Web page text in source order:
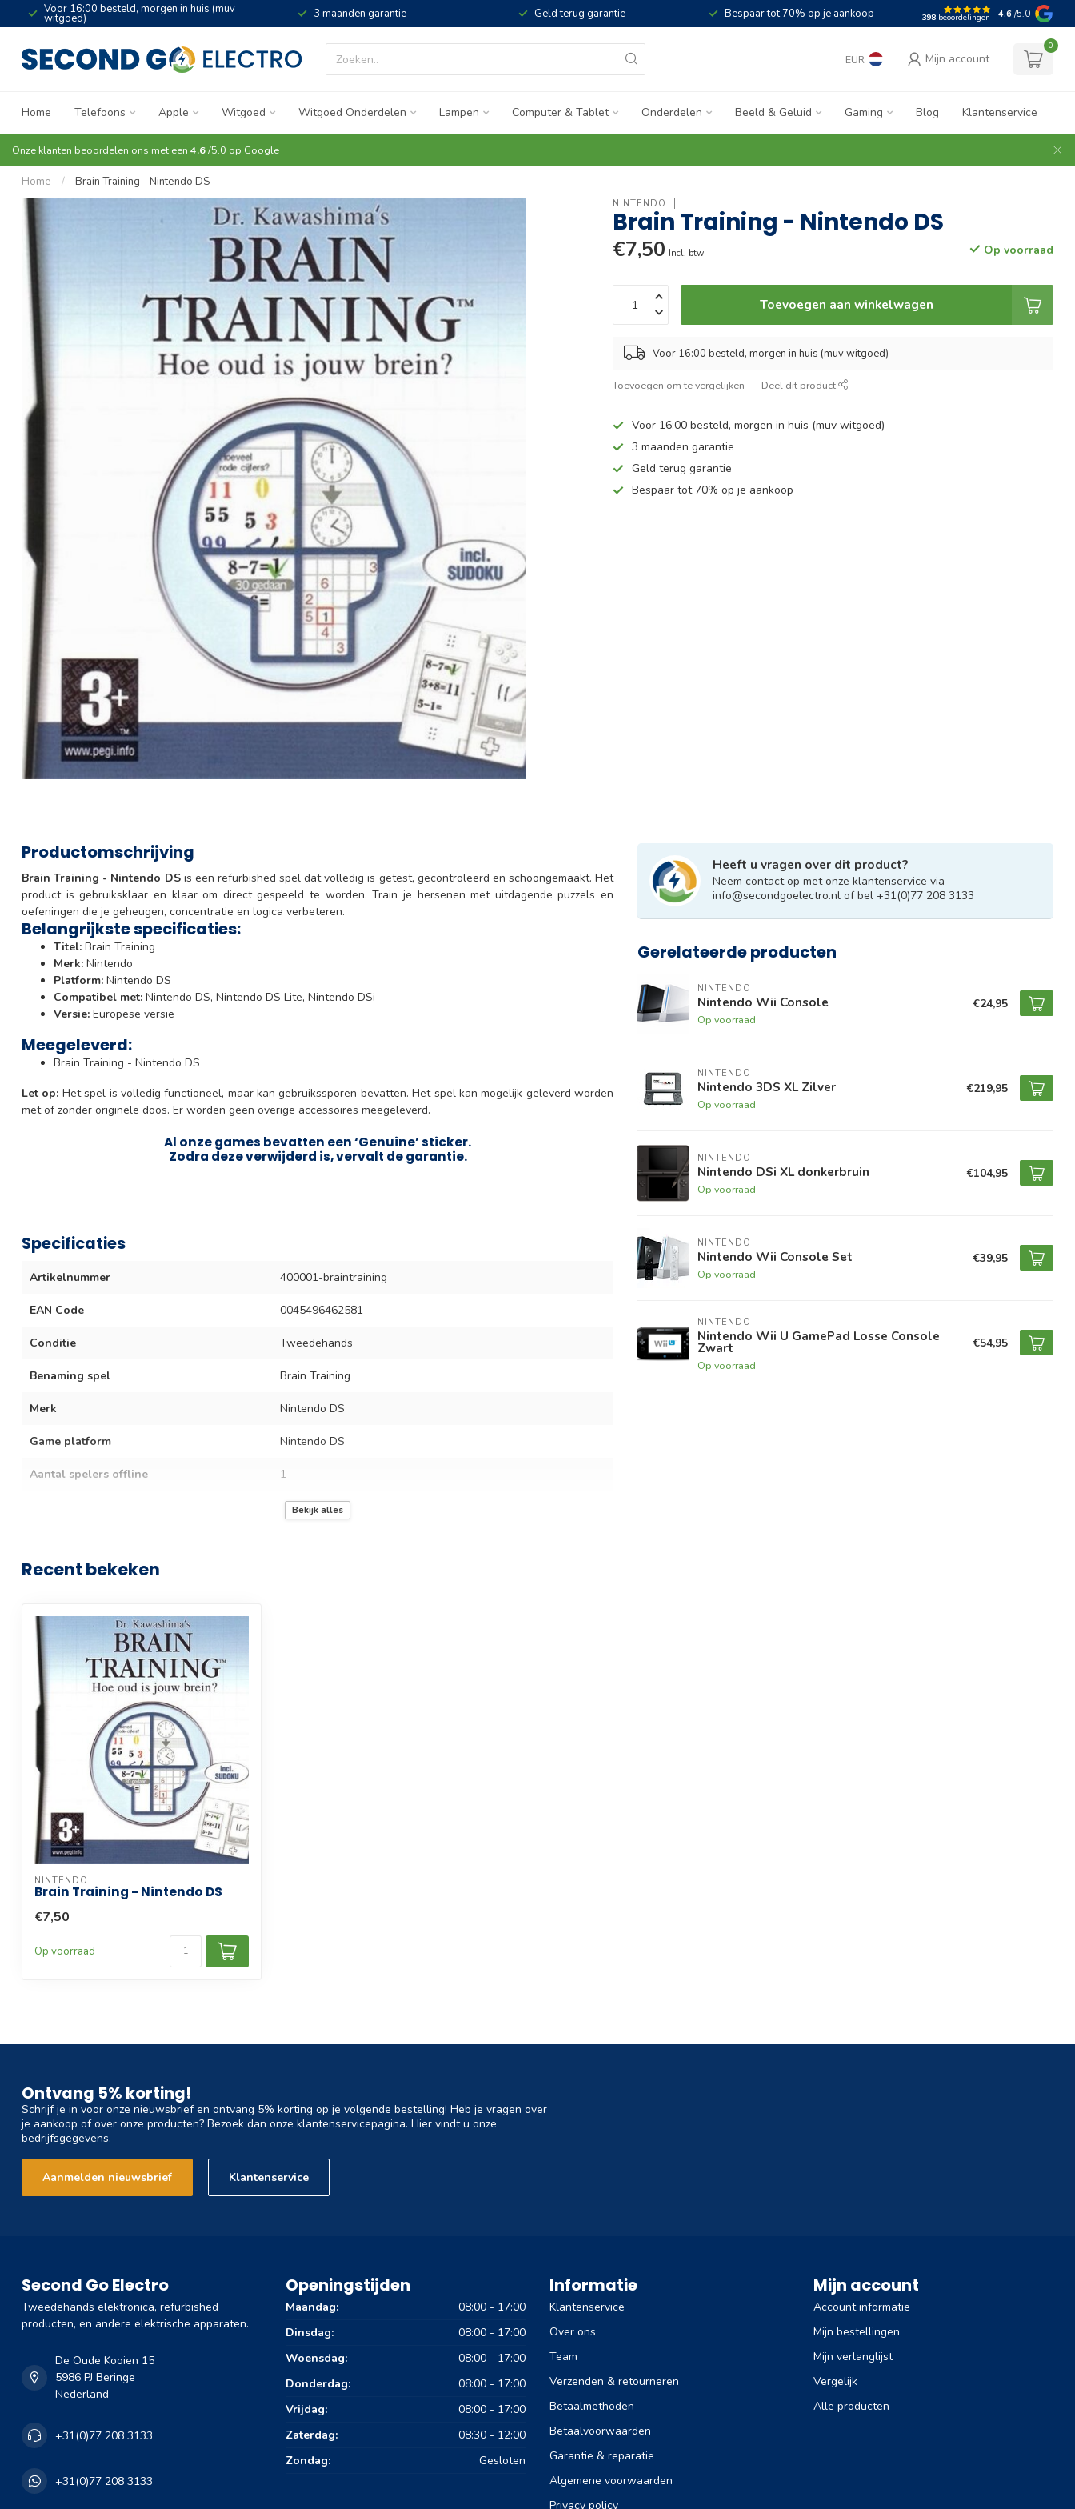
Voor 16:00 besteld, morgen in huis (muv
witgoed) 3 maanden garantie Geld terug garantie Bespaar tot 70% op je aankoop 398 beoordelingen 4.6 /5.0
EUR Mijn account
0
Home Telefoons Apple Witgoed Witgoed Onderdelen Lampen Computer & Tablet Onderdelen Beeld & Geluid Gaming Blog Klantenservice
Onze klanten beoordelen ons met een 4.6/5.0 op Google
Home / Brain Training - Nintendo DS
NINTENDO
Brain Training - Nintendo DS
€7,50 Incl. btw Op voorraad
Toevoegen aan winkelwagen
Voor 16:00 besteld, morgen in huis (muv witgoed)
Toevoegen om te vergelijken Deel dit product
Voor 16:00 besteld, morgen in huis (muv witgoed)
3 maanden garantie
Geld terug garantie
Bespaar tot 70% op je aankoop
Productomschrijving
Brain Training - Nintendo DSis een refurbished spel dat volledig is getest, gecontroleerd en schoongemaakt. Het
product is gebruiksklaar en klaar om direct gespeeld te worden. Train je hersenen met uitdagende puzzels en
oefeningen die je geheugen, concentratie en logica verbeteren.
Belangrijkste specificaties:
Titel: Brain Training
Merk: Nintendo
Platform: Nintendo DS
Compatibel met: Nintendo DS, Nintendo DS Lite, Nintendo DSi
Versie: Europese versie
Meegeleverd:
Brain Training - Nintendo DS
Let op: Het spel is volledig functioneel, maar kan gebruikssporen bevatten. Het spel kan mogelijk geleverd worden
met of zonder originele doos. Er worden geen overige accessoires meegeleverd.
Al onze games bevatten een ‘Genuine’ sticker.
Zodra deze verwijderd is, vervalt de garantie.
Specificaties
Artikelnummer 400001-braintraining
EAN Code 0045496462581
Conditie Tweedehands
Benaming spel Brain Training
Merk Nintendo DS
Game platform Nintendo DS
Aantal spelers offline 1
Online co-op
Bekijk alles
Heeft u vragen over dit product?
Neem contact op met onze klantenservice via
info@secondgoelectro.nl of bel +31(0)77 208 3133
Gerelateerde producten
NINTENDO
Nintendo Wii Console
Op voorraad
€24,95
NINTENDO
Nintendo 3DS XL Zilver
Op voorraad
€219,95
NINTENDO
Nintendo DSi XL donkerbruin
Op voorraad
€104,95
NINTENDO
Nintendo Wii Console Set
Op voorraad
€39,95
NINTENDO
Nintendo Wii U GamePad Losse Console
Zwart
Op voorraad
€54,95
Recent bekeken
NINTENDO
Brain Training - Nintendo DS
€7,50
Op voorraad
Ontvang 5% korting!
Schrijf je in voor onze nieuwsbrief en ontvang 5% korting op je volgende bestelling! Heb je vragen over
je aankoop of over onze producten? Bezoek dan onze klantenservicepagina. Hier vindt u onze
bedrijfsgegevens.
Aanmelden nieuwsbrief Klantenservice
Second Go Electro
Tweedehands elektronica, refurbished
producten, en andere elektrische apparaten.
De Oude Kooien 15
5986 PJ Beringe
Nederland
+31(0)77 208 3133
+31(0)77 208 3133
Openingstijden
Maandag:
08:00 - 17:00
Dinsdag:
08:00 - 17:00
Woensdag:
08:00 - 17:00
Donderdag:
08:00 - 17:00
Vrijdag:
08:00 - 17:00
Zaterdag:
08:30 - 12:00
Zondag:
Gesloten
Informatie
Klantenservice
Over ons
Team
Verzenden & retourneren
Betaalmethoden
Betaalvoorwaarden
Garantie & reparatie
Algemene voorwaarden
Privacy policy
Mijn account
Account informatie
Mijn bestellingen
Mijn verlanglijst
Vergelijk
Alle producten